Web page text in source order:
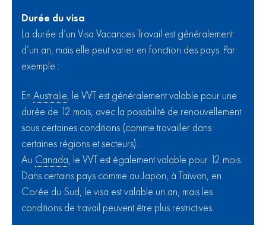
Durée du visa
La durée d’un Visa Vacances Travail est généralement
d’un an, mais elle peut varier en fonction des pays. Par
exemple :
En Australie , le VVT est généralement valable pour une
durée de 12 mois, avec la possibilité de renouvellement
sous certaines conditions (comme travailler dans
certaines régions et secteurs).
Au Canada , le VVT est également valable pour 12 mois.
Dans certains pays comme au Japon, à Taïwan, en
Corée du Sud, le visa est valable un an, mais les
conditions de travail peuvent être plus restrictives.